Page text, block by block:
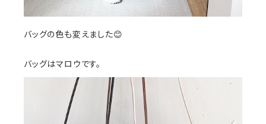
バッグの色も変えました😊
バッグはマロウです。